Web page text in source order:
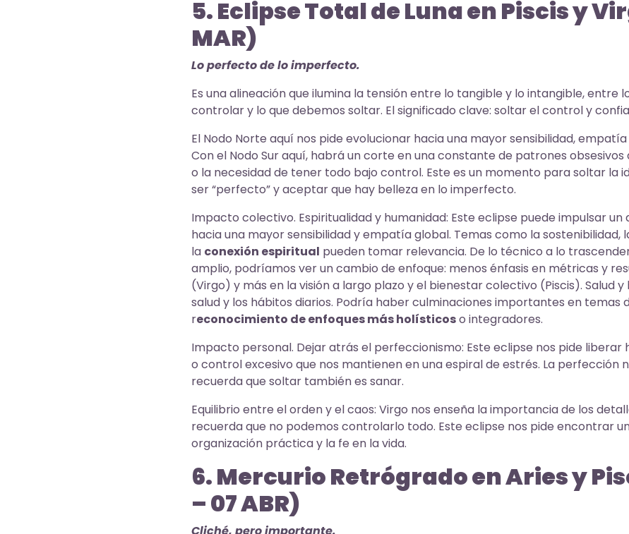
5. Eclipse Total de Luna en Piscis y
MAR)
Lo perfecto de lo imperfecto.
Es una alineación que ilumina la tensión entre lo tangible y lo intangible, entre
controlar y lo que debemos soltar. El significado clave: soltar el control y
El Nodo Norte aquí nos pide evolucionar hacia una mayor sensibilidad,
Con el Nodo Sur aquí, habrá un corte en una constante de patrones
o la necesidad de tener todo bajo control. Este es un momento para soltar la
ser “perfecto” y aceptar que hay belleza en lo imperfecto.
Impacto colectivo. Espiritualidad y humanidad: Este eclipse puede impulsar
hacia una mayor sensibilidad y empatía global. Temas como la sostenibilidad,
la conexión espiritual pueden tomar relevancia. De lo técnico a lo
amplio, podríamos ver un cambio de enfoque: menos énfasis en métricas y
(Virgo) y más en la visión a largo plazo y el bienestar colectivo (Piscis). Salud
salud y los hábitos diarios. Podría haber culminaciones importantes en temas
reconocimiento de enfoques más holísticoso integradores.
Impacto personal. Dejar atrás el perfeccionismo: Este eclipse nos pide
o control excesivo que nos mantienen en una espiral de estrés. La perfección
recuerda que soltar también es sanar.
Equilibrio entre el orden y el caos: Virgo nos enseña la importancia de los
recuerda que no podemos controlarlo todo. Este eclipse nos pide encontrar
organización práctica y la fe en la vida.
6. Mercurio Retrógrado en Aries y
– 07 ABR)